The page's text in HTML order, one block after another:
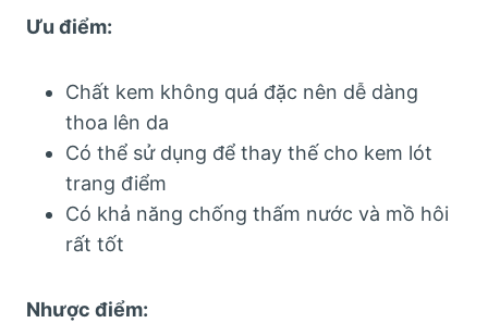
Ưu điểm:
Chất kem không quá đặc nên dễ dàng
thoa lên da
Có thể sử dụng để thay thế cho kem lót
trang điểm
Có khả năng chống thấm nước và mồ hôi
rất tốt
Nhược điểm: